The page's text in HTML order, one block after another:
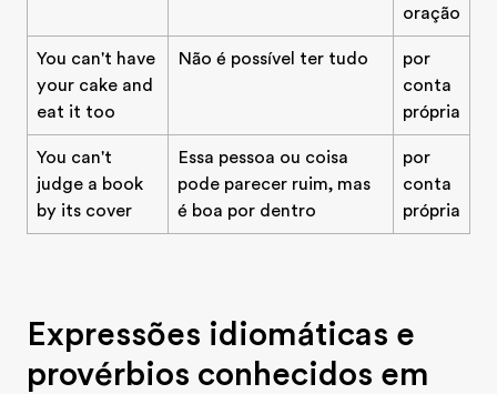
oração
You can't have
your cake and
eat it too
Não é possível ter tudo
por
conta
própria
You can't
judge a book
by its cover
Essa pessoa ou coisa
pode parecer ruim, mas
é boa por dentro
por
conta
própria
Expressões idiomáticas e
provérbios conhecidos em